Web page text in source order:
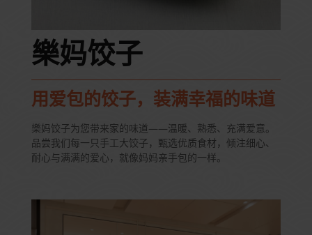
樂妈饺子
用爱包的饺子，装满幸福的味道
樂妈饺子为您带来家的味道——温暖、熟悉、充满爱意。
品尝我们每一只手工大饺子，甄选优质食材，倾注细心、
耐心与满满的爱心，就像妈妈亲手包的一样。